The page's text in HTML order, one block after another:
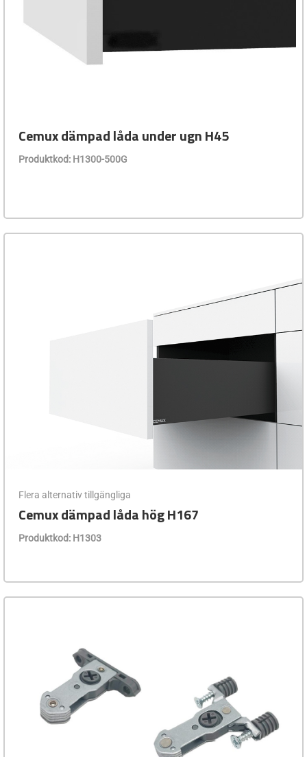
Cemux dämpad låda under ugn H45
Produktkod: H1300-500G
Flera alternativ tillgängliga
Cemux dämpad låda hög H167
Produktkod: H1303